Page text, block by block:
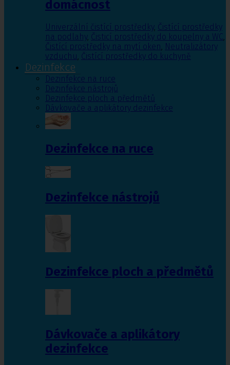
domácnost
Univerzální čistící prostředky, Čistící prostředky
na podlahy, Čisticí prostředky do koupelny a WC,
Čistící prostředky na mytí oken, Neutralizátory
vzduchu, Čistící prostředky do kuchyně
Dezinfekce
Dezinfekce na ruce
Dezinfekce nástrojů
Dezinfekce ploch a předmětů
Dávkovače a aplikátory dezinfekce
Dezinfekce na ruce
Dezinfekce nástrojů
Dezinfekce ploch a předmětů
Dávkovače a aplikátory
dezinfekce